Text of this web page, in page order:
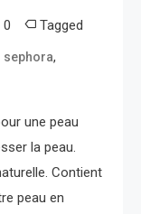
0 Tagged
sephora,
une peau
la peau.
Contient
peau en